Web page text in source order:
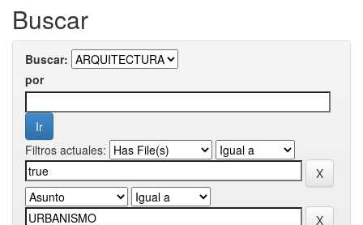
Buscar
Buscar:
por
Filtros actuales: